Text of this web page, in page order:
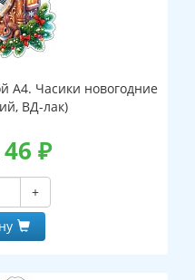
А4. Часики новогодние
ВД-лак)
46 ₽
+